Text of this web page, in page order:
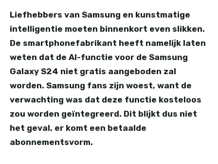
Liefhebbers van Samsung en kunstmatige
intelligentie moeten binnenkort even slikken.
De smartphonefabrikant heeft namelijk laten
weten dat de AI-functie voor de Samsung
Galaxy S24 niet gratis aangeboden zal
worden. Samsung fans zijn woest, want de
verwachting was dat deze functie kosteloos
zou worden geïntegreerd. Dit blijkt dus niet
het geval, er komt een betaalde
abonnementsvorm.